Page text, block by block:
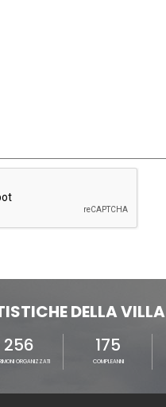
DELLA VILLA
256
ORGANIZZATI
175
COMPLEANNI